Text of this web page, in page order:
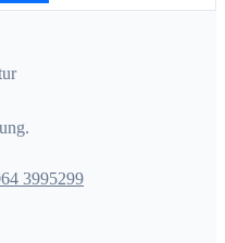
3995299